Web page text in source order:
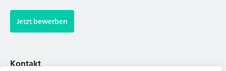
Tel. Zentrale: +49 (69) 27273681
E-Mail: kontakt@forwerts.com
60311 Frankfurt am Main
Jetzt bewerben
Kontakt